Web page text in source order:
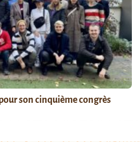
son cinquième congrès